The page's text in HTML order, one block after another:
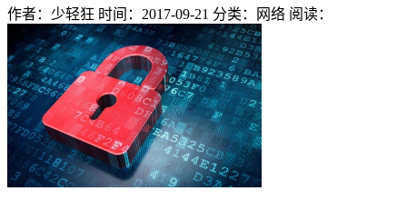
作者：少轻狂 时间：2017-09-21 分类：网络 阅读：